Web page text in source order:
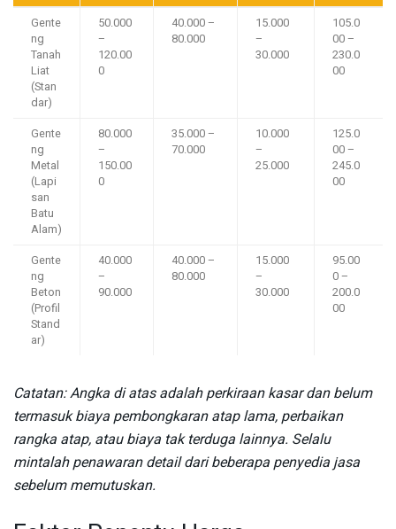
Gente
ng
Tanah
Liat
(Stan
dar)
50.000
–
120.00
0
40.000 –
80.000
15.000
–
30.000
105.0
00 –
230.0
00
Gente
ng
Metal
(Lapi
san
Batu
Alam)
80.000
–
150.00
0
35.000 –
70.000
10.000
–
25.000
125.0
00 –
245.0
00
Gente
ng
Beton
(Profil
Stand
ar)
40.000
–
90.000
40.000 –
80.000
15.000
–
30.000
95.00
0 –
200.0
00
Catatan: Angka di atas adalah perkiraan kasar dan belum
termasuk biaya pembongkaran atap lama, perbaikan
rangka atap, atau biaya tak terduga lainnya. Selalu
mintalah penawaran detail dari beberapa penyedia jasa
sebelum memutuskan.